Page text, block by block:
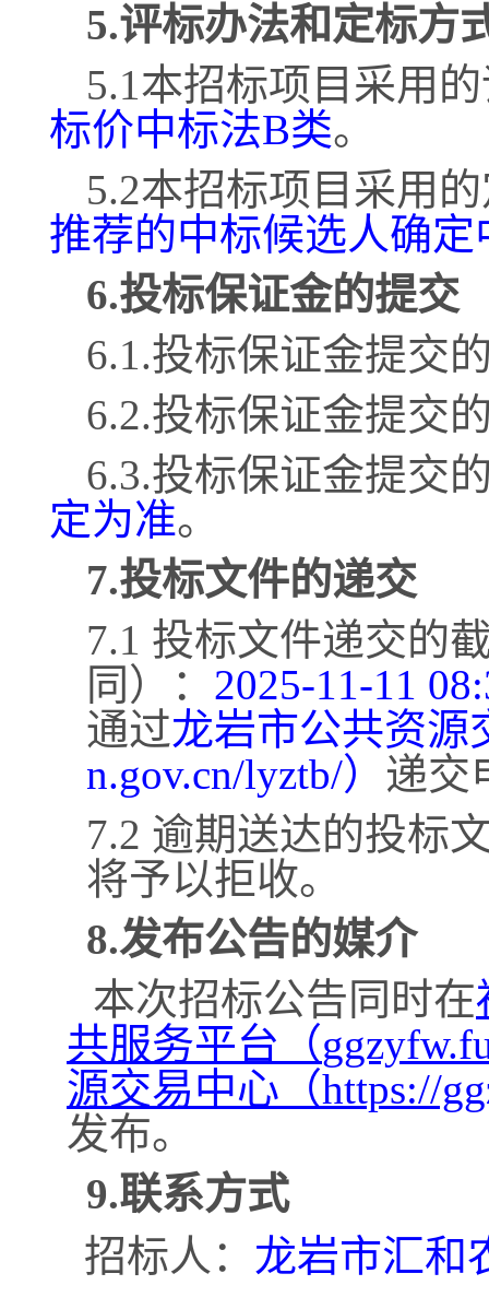
5.评标办法和定标方
5.1本招标项目采用
标价中标法B类。
5.2本招标项目采用
推荐的中标候选人确定
6.投标保证金的提交
6.1.投标保证金提交
6.2.投标保证金提交
6.3.投标保证金提交
定为准。
7.投标文件的递交
7.1 投标文件递交的
同）： 2025-11-11
通过龙岩市公共资源
n.gov.cn/lyztb/） 递交
7.2 逾期送达的投标
将予以拒收。
8.发布公告的媒介
本次招标公告同时在
共服务平台（
源交易中心（https://
发布。
9.联系方式
招标人： 龙岩市汇和